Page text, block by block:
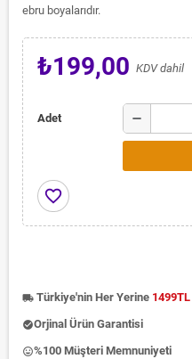
ebru boyalarıdır.
₺199,00 KDV dahil
Adet remove
favorite_border
local_shipping Türkiye'nin Her Yerine 1499TL
check_circleOrjinal Ürün Garantisi
insert_emoticon%100 Müşteri Memnuniyeti